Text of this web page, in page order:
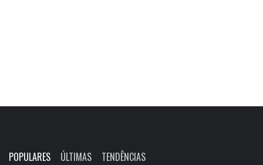
POPULARES ÚLTIMAS TENDÊNCIAS